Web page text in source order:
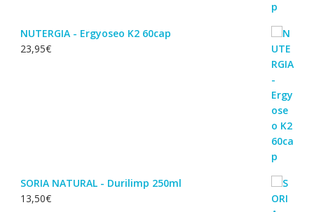
NUTERGIA - Ergyoseo K2 60cap
23,95€
SORIA NATURAL - Durilimp 250ml
13,50€